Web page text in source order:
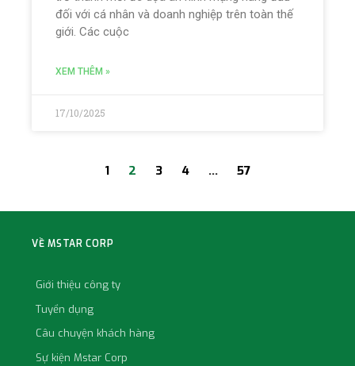
đối với cá nhân và doanh nghiệp trên toàn thế
giới. Các cuộc
XEM THÊM »
17/10/2025
1 2 3 4 … 57
VỀ MSTAR CORP
Giới thiệu công ty
Tuyển dụng
Câu chuyện khách hàng
Sự kiện Mstar Corp